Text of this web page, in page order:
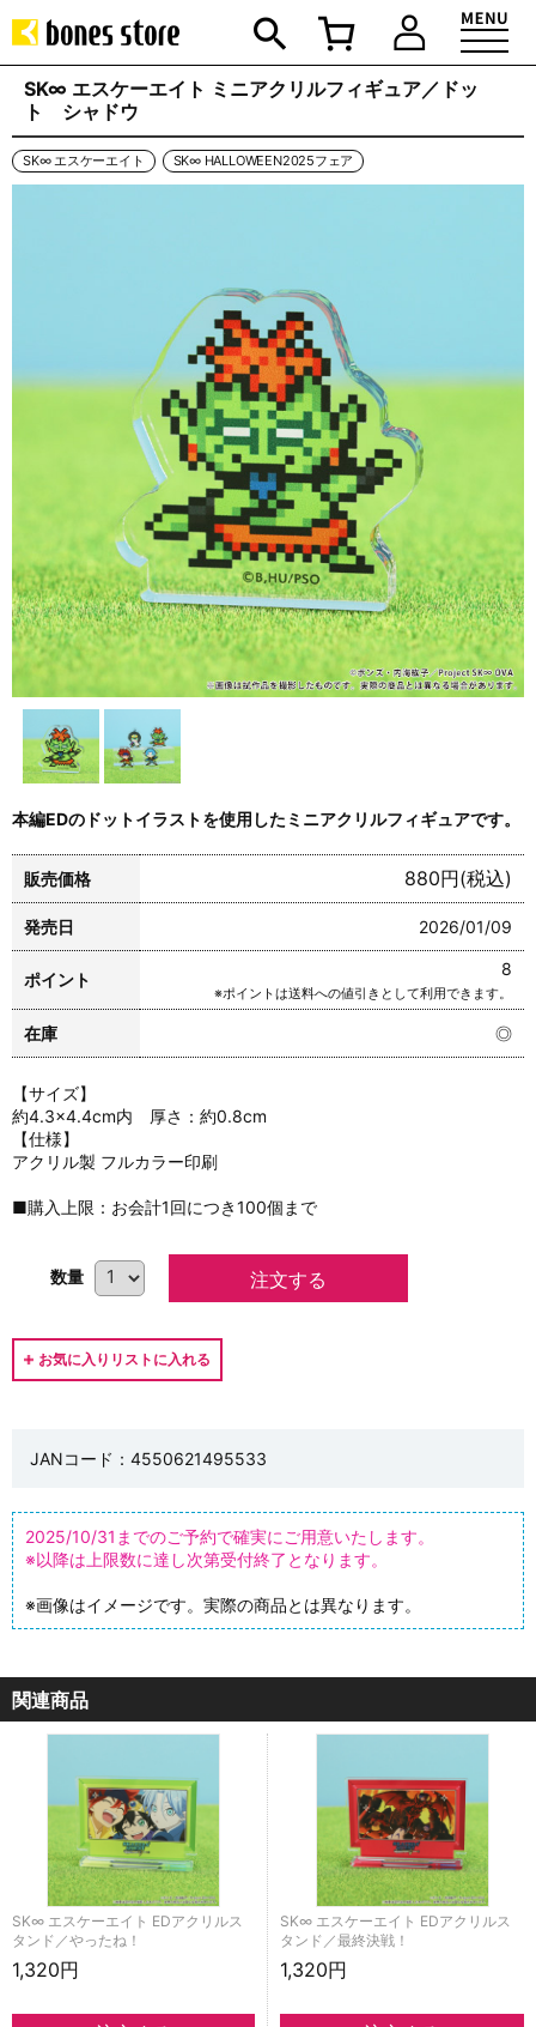
SK∞ エスケーエイト ミニアクリルフィギュア／ドッ
ト シャドウ
SK∞ エスケーエイト SK∞ HALLOWEEN2025フェア
本編EDのドットイラストを使用したミニアクリルフィギュアです。
販売価格 880円(税込)
発売日 2026/01/09
ポイント
8
※ポイントは送料への値引きとして利用できます。
在庫 ◎
【サイズ】
約4.3×4.4cm内 厚さ：約0.8cm
【仕様】
アクリル製 フルカラー印刷
■購入上限：お会計1回につき100個まで
数量
JANコード：4550621495533
2025/10/31までのご予約で確実にご用意いたします。
※以降は上限数に達し次第受付終了となります。
※画像はイメージです。実際の商品とは異なります。
関連商品
SK∞ エスケーエイト EDアクリルス
タンド／やったね！
1,320円
SK∞ エスケーエイト EDアクリルス
タンド／最終決戦！
1,320円